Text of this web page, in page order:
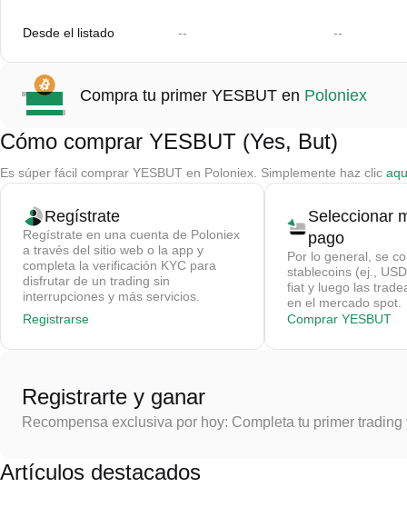
Desde el listado -- --
Compra tu primer YESBUT en Poloniex
Cómo comprar YESBUT (Yes, But)
Es súper fácil comprar YESBUT en Poloniex. Simplemente haz clic
Regístrate
Regístrate en una cuenta de Poloniex
a través del sitio web o la app y
completa la verificación KYC para
disfrutar de un trading sin
interrupciones y más servicios.
Registrarse
Seleccionar
pago
Por lo general, se
stablecoins (ej.,
fiat y luego las
en el mercado spot.
Comprar YESBUT
Registrarte y ganar
Recompensa exclusiva por hoy: Completa tu primer
Artículos destacados